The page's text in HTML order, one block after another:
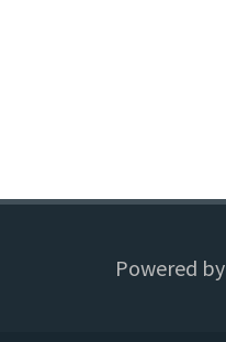
Powered by